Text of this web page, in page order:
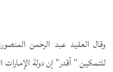
وقال العقيد عبد الرحمن
للتمكين ” أقدر” إن دولة الإمارات